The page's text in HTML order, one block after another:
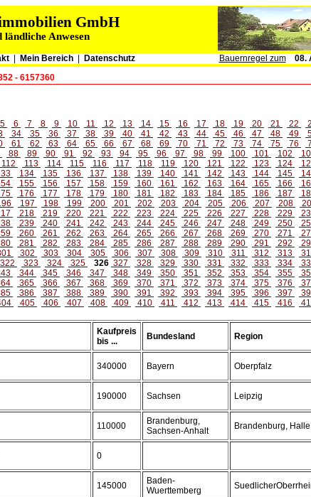
GmbH
Anwesen
| Mein Bereich Datenschutz Bauernregel zum
08.
- 6157360
5 6 7 8 9 10 11 12 13 14 15 16 17 18 19 20 21 22
34 35 36 37 38 39 40 41 42 43 44 45 46 47 48 49
61 62 63 64 65 66 67 68 69 70 71 72 73 74 75 76
88 89 90 91 92 93 94 95 96 97 98 99 100 101 102
112 113 114 115 116 117 118 119 120 121 122 123 124
134 135 136 137 138 139 140 141 142 143 144 145
155 156 157 158 159 160 161 162 163 164 165 166
176 177 178 179 180 181 182 183 184 185 186 187
197 198 199 200 201 202 203 204 205 206 207 208
218 219 220 221 222 223 224 225 226 227 228 229
239 240 241 242 243 244 245 246 247 248 249 250
260 261 262 263 264 265 266 267 268 269 270 271
281 282 283 284 285 286 287 288 289 290 291 292
302 303 304 305 306 307 308 309 310 311 312 313
322 323 324 325 326 327 328 329 330 331 332 333 334
344 345 346 347 348 349 350 351 352 353 354 355
365 366 367 368 369 370 371 372 373 374 375 376
386 387 388 389 390 391 392 393 394 395 396 397
405 406 407 408 409 410 411 412 413 414 415 416
Kaufpreis
bis ...
Bundesland Region
340000 Bayern Oberpfalz
190000 Sachsen Leipzig
110000
Brandenburg,
Sachsen-Anhalt
Brandenburg, Halle
0
145000
Baden-
Wuerttemberg